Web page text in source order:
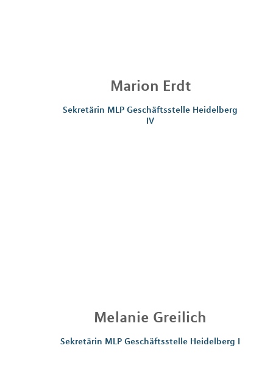
Marion Erdt
Sekretärin MLP Geschäftsstelle Heidelberg
IV
Melanie Greilich
Sekretärin MLP Geschäftsstelle Heidelberg I